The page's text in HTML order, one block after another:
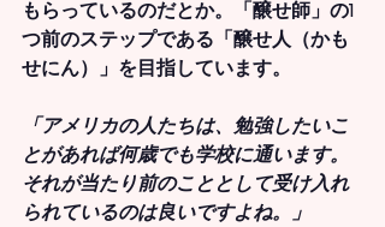
もらっているのだとか。「醸せ師」の1
つ前のステップである 「醸せ人（かも
せにん）」を目指しています。
「アメリカの人たちは、勉強したいこ
とがあれば何歳でも学校に通います。
それが当たり前のこととして受け入れ
られているのは良いですよね。」